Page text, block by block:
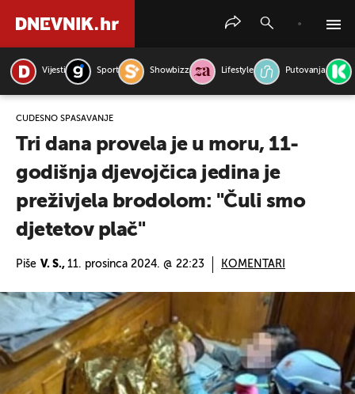
Vijesti Sport Showbizz Lifestyle Putovanja
ČUDESNO SPAŠAVANJE
Tri dana provela je u moru, 11-
godišnja djevojčica jedina je
preživjela brodolom: "Čuli smo
djetetov plač"
Piše V. S., 11. prosinca 2024. @ 22:23 KOMENTARI
PRETRAŽITE VIJESTI